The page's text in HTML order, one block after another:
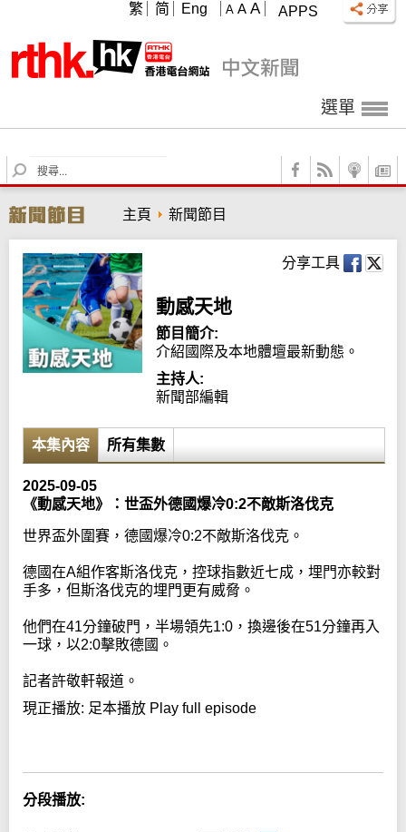
APPS
A A A
繁 简 Eng
選單
S
e
r
c
h
主頁 新聞節目
分享工具
動感天地
節目簡介:
介紹國際及本地體壇最新動態。
主持人:
新聞部編輯
本集內容 所有集數
2025-09-05
《動感天地》：世盃外德國爆冷0:2不敵斯洛伐克
世界盃外圍賽，德國爆冷0:2不敵斯洛伐克。
德國在A組作客斯洛伐克，控球指數近七成，埋門亦較對
手多，但斯洛伐克的埋門更有威脅。
他們在41分鐘破門，半場領先1:0，換邊後在51分鐘再入
一球，以2:0擊敗德國。
記者許敬軒報道。
現正播放: 足本播放 Play full episode
分段播放: